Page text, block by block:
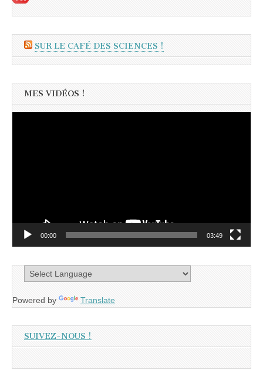
SUR LE CAFÉ DES SCIENCES !
MES VIDÉOS !
00:00 03:49
Powered by Translate
SUIVEZ-NOUS !